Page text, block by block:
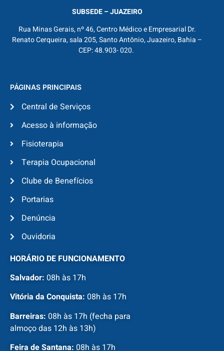
SUBSEDE – JUAZEIRO
Rua Minas Gerais, nº 46, Centro Médico e Empresarial Dr.
Renato Cerqueira, sala 205, Santo Antônio, Juazeiro, Bahia –
CEP: 48.903- 020.
PÁGINAS PRINCIPAIS
Central de Serviços
Acesso à informação
Fisioterapia
Terapia Ocupacional
Clube de Benefícios
Portarias
Denúncia
Ouvidoria
HORÁRIO DE FUNCIONAMENTO
Salvador: 08h às 17h
Vitória da Conquista: 08h às 17h
Barreiras: 08h às 17h (fecha para
almoço das 12h às 13h)
Feira de Santana: 08h às 17h